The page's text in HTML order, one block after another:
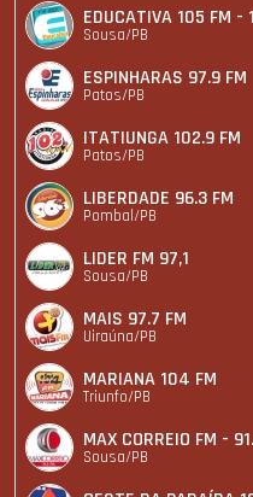
EDUCATIVA 105 FM -
Sousa/PB
ESPINHARAS 97.9 FM
Patos/PB
ITATIUNGA 102.9 FM
Patos/PB
LIBERDADE 96.3 FM
Pombal/PB
LIDER FM 97,1
Sousa/PB
MAIS 97.7 FM
Uiraúna/PB
MARIANA 104 FM
Triunfo/PB
MAX CORREIO FM -
Sousa/PB